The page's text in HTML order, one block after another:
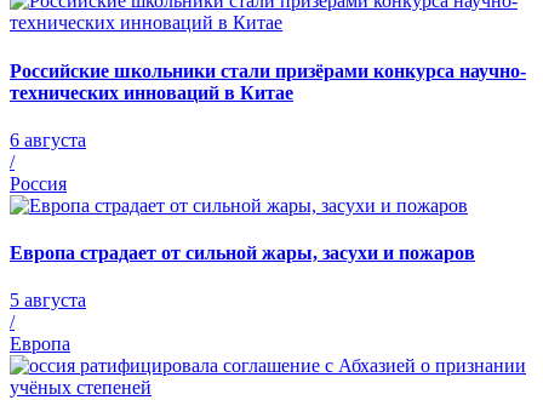
Российские школьники стали призёрами конкурса научно-
технических инноваций в Китае
6 августа
/
Россия
Европа страдает от сильной жары, засухи и пожаров
5 августа
/
Европа